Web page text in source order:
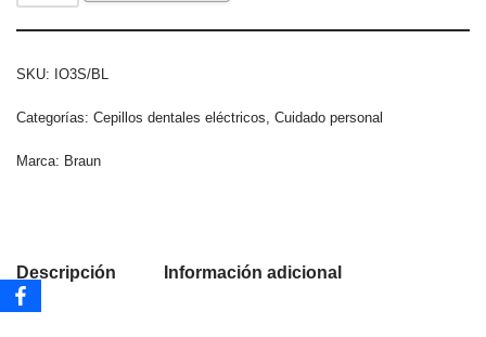
SKU: IO3S/BL
Categorías: Cepillos dentales eléctricos, Cuidado personal
Marca: Braun
Descripción Información adicional